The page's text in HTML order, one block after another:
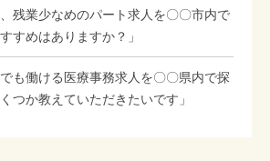
、残業少なめのパート求人を〇〇市内で
すめはありますか？」
でも働ける医療事務求人を〇〇県内で探
つか教えていただきたいです」